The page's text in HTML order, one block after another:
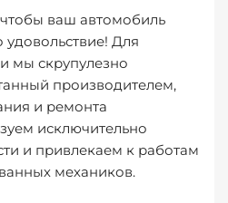
ваш автомобиль
удовольствие! Для
мы скрупулезно
производителем,
и ремонта
исключительно
и привлекаем к работам
механиков.